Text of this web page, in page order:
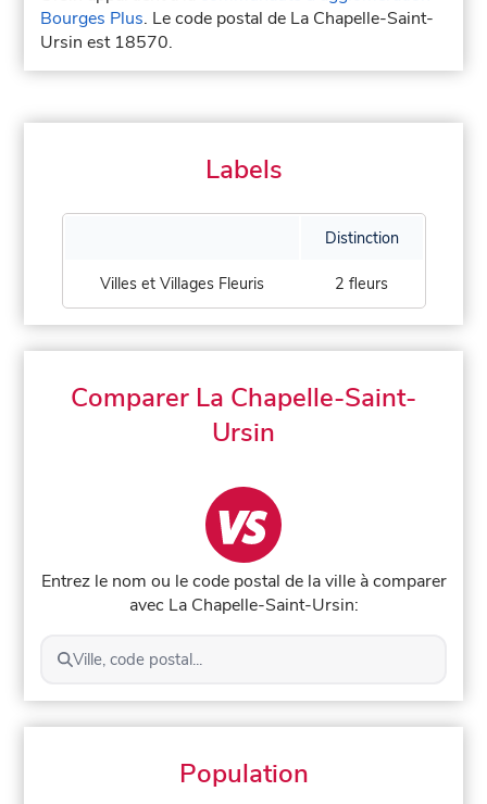
Bourges Plus. Le code postal de La Chapelle-Saint-
Ursin est 18570.
Labels
Distinction
Villes et Villages Fleuris 2 fleurs
Comparer La Chapelle-Saint-
Ursin
Entrez le nom ou le code postal de la ville à comparer
avec La Chapelle-Saint-Ursin:
Ville, code postal...
Population